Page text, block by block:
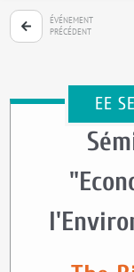
ÉVÉNEMENT
PRÉCÉDENT
EE